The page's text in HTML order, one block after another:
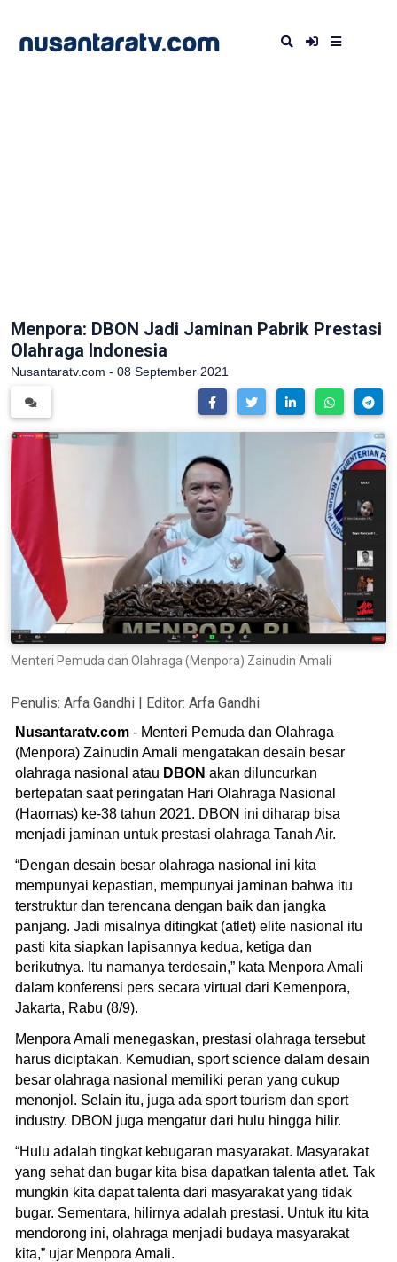
Menpora: DBON Jadi Jaminan Pabrik Prestasi
Olahraga Indonesia
Nusantaratv.com - 08 September 2021
Menteri Pemuda dan Olahraga (Menpora) Zainudin Amali
Penulis: Arfa Gandhi | Editor: Arfa Gandhi
Nusantaratv.com - Menteri Pemuda dan Olahraga
(Menpora) Zainudin Amali mengatakan desain besar
olahraga nasional atau DBON akan diluncurkan
bertepatan saat peringatan Hari Olahraga Nasional
(Haornas) ke-38 tahun 2021. DBON ini diharap bisa
menjadi jaminan untuk prestasi olahraga Tanah Air.
“Dengan desain besar olahraga nasional ini kita
mempunyai kepastian, mempunyai jaminan bahwa itu
terstruktur dan terencana dengan baik dan jangka
panjang. Jadi misalnya ditingkat (atlet) elite nasional itu
pasti kita siapkan lapisannya kedua, ketiga dan
berikutnya. Itu namanya terdesain,” kata Menpora Amali
dalam konferensi pers secara virtual dari Kemenpora,
Jakarta, Rabu (8/9).
Menpora Amali menegaskan, prestasi olahraga tersebut
harus diciptakan. Kemudian, sport science dalam desain
besar olahraga nasional memiliki peran yang cukup
menonjol. Selain itu, juga ada sport tourism dan sport
industry. DBON juga mengatur dari hulu hingga hilir.
“Hulu adalah tingkat kebugaran masyarakat. Masyarakat
yang sehat dan bugar kita bisa dapatkan talenta atlet. Tak
mungkin kita dapat talenta dari masyarakat yang tidak
bugar. Sementara, hilirnya adalah prestasi. Untuk itu kita
mendorong ini, olahraga menjadi budaya masyarakat
kita,” ujar Menpora Amali.